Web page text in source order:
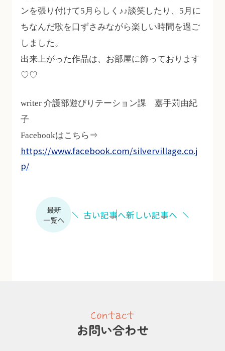
ンを張り付けて5月らしく♪♪談笑したり、5月に
ちなんだ歌を口ずさみながら楽しい時間を過ご
しました。
出来上がった作品は、お部屋に飾っております
♡♡
writer 介護部遊びりテーション課 嘉手苅由紀
子
Facebookはこちら⇒
https://www.facebook.com/silvervillage.co.j
p/
最新
一覧へ
古い記事へ新しい記事へ
お問い合わせ